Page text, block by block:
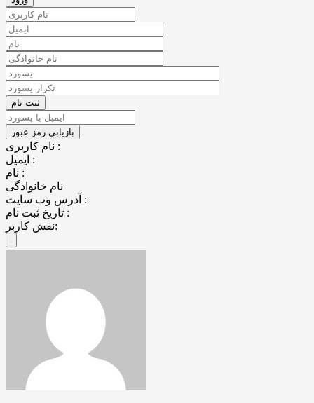
نام کاربری :
ایمیل :
نام :
نام خانوادگی
آدرس وب سایت :
تاریخ ثبت نام :
نقش کاربر: